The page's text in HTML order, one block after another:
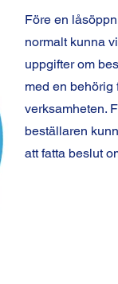
Före en
normalt kunna
uppgifter om
med en behörig
verksamheten.
beställaren
att fatta beslut